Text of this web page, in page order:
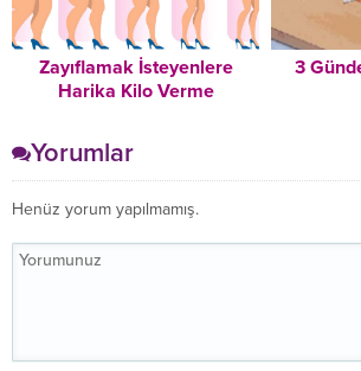
Zayıflamak İsteyenlere
Harika Kilo Verme
Okuyun!
3
Yorumlar
Henüz yorum yapılmamış.